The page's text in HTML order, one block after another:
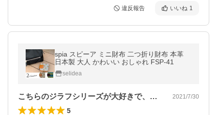
違反報告 いいね 1
spia スピーア ミニ財布 二つ折り財布 本革
日本製 大人 かわいい おしゃれ FSP-41
selidea
こちらのジラフシリーズが大好きで、色々… 2021/7/30
5